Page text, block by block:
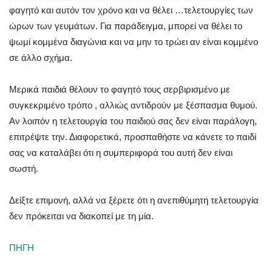
φαγητό και αυτόν τον χρόνο και να θέλει …τελετουργίες των
ώρων των γευμάτων. Για παράδειγμα, μπορεί να θέλει το
ψωμί κομμένα διαγώνια και να μην το τρώει αν είναι κομμένο
σε άλλο σχήμα.
Μερικά παιδιά θέλουν το φαγητό τους σερβιρισμένο με
συγκεκριμένο τρόπο , αλλιώς αντιδρούν με ξέσπασμα θυμού.
Αν λοιπόν η τελετουργία του παιδιού σας δεν είναι παράλογη,
επιτρέψτε την. Διαφορετικά, προσπαθήστε να κάνετε το παιδί
σας να καταλάβει ότι η συμπεριφορά του αυτή δεν είναι
σωστή.
Δείξτε επιμονή, αλλά να ξέρετε ότι η ανεπιθύμητη τελετουργία
δεν πρόκειται να διακοπεί με τη μία.
ΠΗΓΗ